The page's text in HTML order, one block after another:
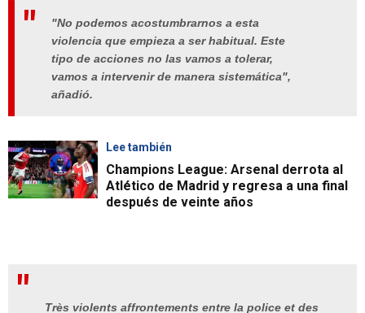
"No podemos acostumbrarnos a esta
violencia que empieza a ser habitual. Este
tipo de acciones no las vamos a tolerar,
vamos a intervenir de manera sistemática",
añadió.
Lee también
Champions League: Arsenal derrota al
Atlético de Madrid y regresa a una final
después de veinte años
Très violents affrontements entre la police et des